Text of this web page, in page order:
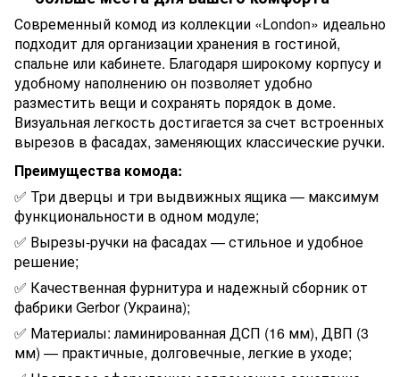
Современный комод из коллекции «London» идеально
подходит для организации хранения в гостиной,
спальне или кабинете. Благодаря широкому корпусу и
удобному наполнению он позволяет удобно
разместить вещи и сохранять порядок в доме.
Визуальная легкость достигается за счет встроенных
вырезов в фасадах, заменяющих классические ручки.
Преимущества комода:
✅ Три дверцы и три выдвижных ящика — максимум
функциональности в одном модуле;
✅ Вырезы-ручки на фасадах — стильное и удобное
решение;
✅ Качественная фурнитура и надежный сборник от
фабрики Gerbor (Украина);
✅ Материалы: ламинированная ДСП (16 мм), ДВП (3
мм) — практичные, долговечные, легкие в уходе;